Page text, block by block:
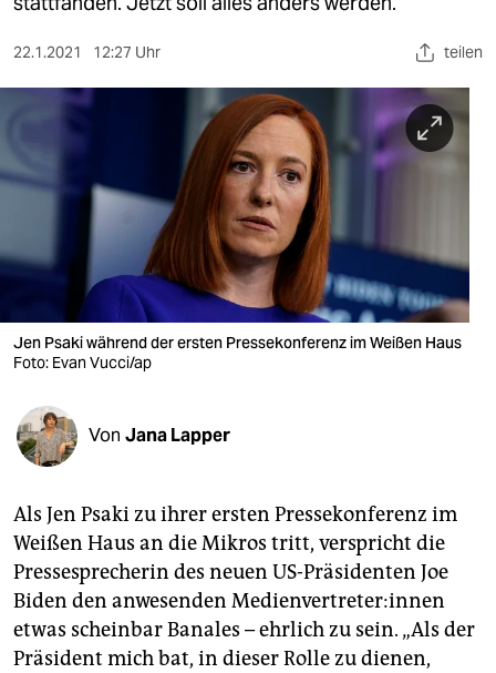
sport
berlin
nord
wahrheit
verlag
verlag
veranstaltungen
shop
fragen & hilfe
unterstützen
abo
genossenschaft
epaper login
22.1.2021 12:27 Uhr teilen
Jen Psaki während der ersten Pressekonferenz im Weißen Haus
Foto: Evan Vucci/ap
Von Jana Lapper
Als Jen Psaki zu ihrer ersten Pressekonferenz im
Weißen Haus an die Mikros tritt, verspricht die
Pressesprecherin des neuen US-Präsidenten Joe
Biden den anwesenden Me­di­en­­ver­tre­­te­r:in­nen
etwas scheinbar Banales – ehrlich zu sein. „Als der
Präsident mich bat, in dieser Rolle zu dienen,